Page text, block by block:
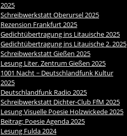
2025
Schreibwerkstatt Oberursel 2025
Rezension Frankfurt 2025
Gedichtübertragung ins Litauische 2025
Gedichtübertragung ins Litauische 2. 2025
Schreibwerkstatt Gießen 2025
Lesung Liter. Zentrum Gießen 2025
1001 Nacht ~ Deutschlandfunk Kultur
2025
Deutschlandfunk Radio 2025
Schreibwerkstatt Dichter-Club FfM 2025
Lesung Visuelle Poesie Holzwickede 2025
Beitrag: Poesie Agenda 2025
Lesung Fulda 2024